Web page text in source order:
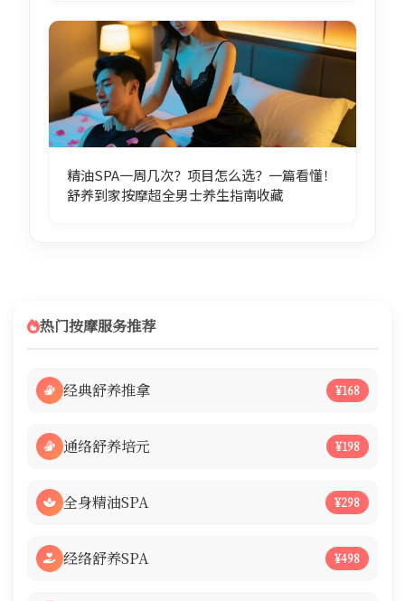
精油SPA一周几次？项目怎么选？一篇看懂！
舒养到家按摩超全男士养生指南收藏
热门按摩服务推荐
经典舒养推拿 ¥168
通络舒养培元 ¥198
全身精油SPA ¥298
经络舒养SPA ¥498